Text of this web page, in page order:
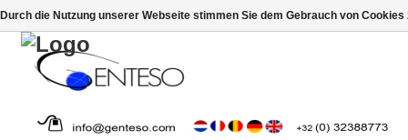
Durch die Nutzung unserer Webseite stimmen Sie dem Gebrauch von